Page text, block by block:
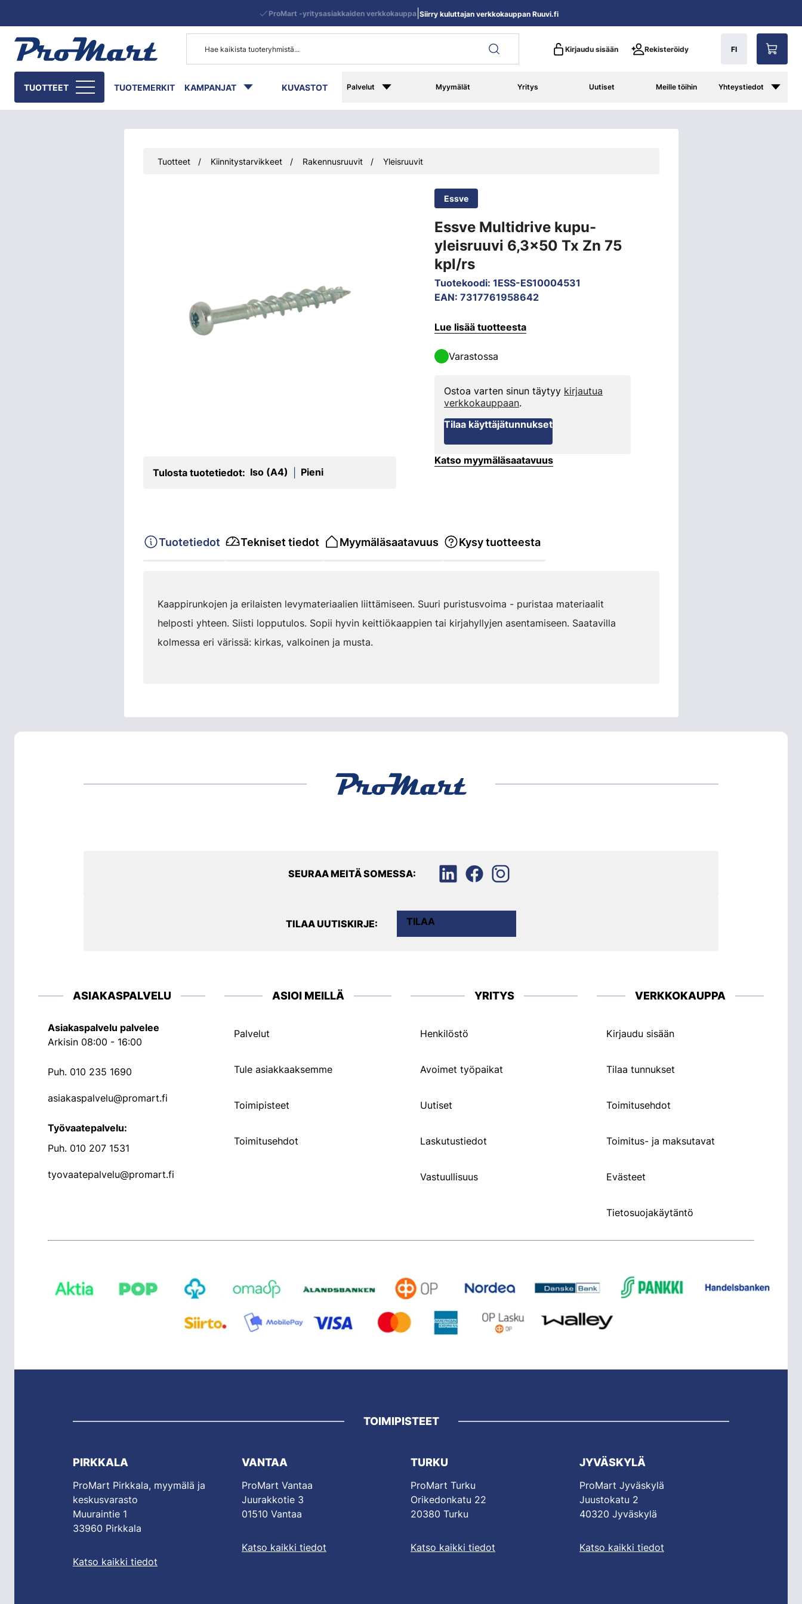
Kirjaudu sisään Rekisteröidy FI
TUOTTEET TUOTEMERKIT KAMPANJAT KUVASTOT Palvelut Myymälät Yritys Uutiset Meille töihin Yhteystiedot
ProMart -yritysasiakkaiden verkkokauppa| Siirry kuluttajan verkkokauppan Ruuvi.fi
Tuotteet Kiinnitystarvikkeet Rakennusruuvit Yleisruuvit
Essve
Essve Multidrive kupu-
yleisruuvi 6,3x50 Tx Zn 75
kpl/rs
Tuotekoodi: 1ESS-ES10004531
EAN: 7317761958642
Tulosta tuotetiedot: Iso (A4) Pieni
Lue lisää tuotteesta
Varastossa
Ostoa varten sinun täytyy kirjautua
verkkokauppaan.
Tilaa käyttäjätunnukset
Katso myymäläsaatavuus
Tuotetiedot Tekniset tiedot Myymäläsaatavuus Kysy tuotteesta
Kaappirunkojen ja erilaisten levymateriaalien liittämiseen. Suuri puristusvoima - puristaa materiaalit
helposti yhteen. Siisti lopputulos. Sopii hyvin keittiökaappien tai kirjahyllyjen asentamiseen. Saatavilla
kolmessa eri värissä: kirkas, valkoinen ja musta.
SEURAA MEITÄ SOMESSA:
TILAA UUTISKIRJE: TILAA
ASIAKASPALVELU
Asiakaspalvelu palvelee
Arkisin 08:00 - 16:00
Puh. 010 235 1690
asiakaspalvelu@promart.fi
Työvaatepalvelu:
Puh. 010 207 1531
tyovaatepalvelu@promart.fi
ASIOI MEILLÄ
Palvelut
Tule asiakkaaksemme
Toimipisteet
Toimitusehdot
YRITYS
Henkilöstö
Avoimet työpaikat
Uutiset
Laskutustiedot
Vastuullisuus
VERKKOKAUPPA
Kirjaudu sisään
Tilaa tunnukset
Toimitusehdot
Toimitus- ja maksutavat
Evästeet
Tietosuojakäytäntö
TOIMIPISTEET
PIRKKALA
ProMart Pirkkala, myymälä ja
keskusvarasto
Muuraintie 1
33960 Pirkkala
Katso kaikki tiedot
VANTAA
ProMart Vantaa
Juurakkotie 3
01510 Vantaa
Katso kaikki tiedot
TURKU
ProMart Turku
Orikedonkatu 22
20380 Turku
Katso kaikki tiedot
JYVÄSKYLÄ
ProMart Jyväskylä
Juustokatu 2
40320 Jyväskylä
Katso kaikki tiedot